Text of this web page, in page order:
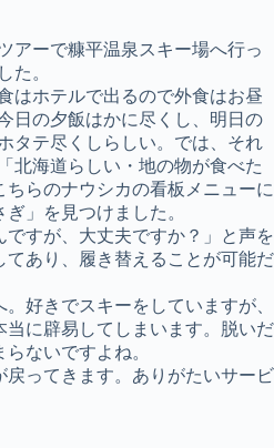
アーで糠平温泉スキー場へ行っ
た。
はホテルで出るので外食はお昼
日の夕飯はかに尽くし、明日の
タテ尽くしらしい。では、それ
北海道らしい・地の物が食べた
らのナウシカの看板メニューに
」を見つけました。
ですが、大丈夫ですか？」と声を
あり、履き替えることが可能だ
好きでスキーをしていますが、
当に辟易してしまいます。脱いだ
ないですよね。
ってきます。ありがたいサービ